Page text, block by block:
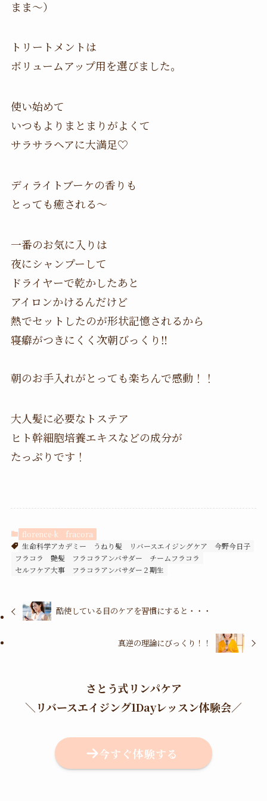
まま〜）
トリートメントは
ボリュームアップ用を選びました。
使い始めて
いつもよりまとまりがよくて
サラサラヘアに大満足♡
ディライトブーケの香りも
とっても癒される〜
一番のお気に入りは
夜にシャンプーして
ドライヤーで乾かしたあと
アイロンかけるんだけど
熱でセットしたのが形状記憶されるから
寝癖がつきにくく次朝びっくり‼️
朝のお手入れがとっても楽ちんで感動！！
大人髪に必要なトステア
ヒト幹細胞培養エキスなどの成分が
たっぷりです！
florence-k
fracora
生命科学アカデミー
うねり髪 リバースエイジングケア
今野今日子
フラコラ
艶髪 フラコラアンバサダー
チームフラコラ
セルフケア大事
フラコラアンバサダー２期生
酷使している目のケアを習慣にすると・・・
真逆の理論にびっくり！！
さとう式リンパケア
＼ リバースエイジング1Dayレッスン体験会／
今すぐ体験する